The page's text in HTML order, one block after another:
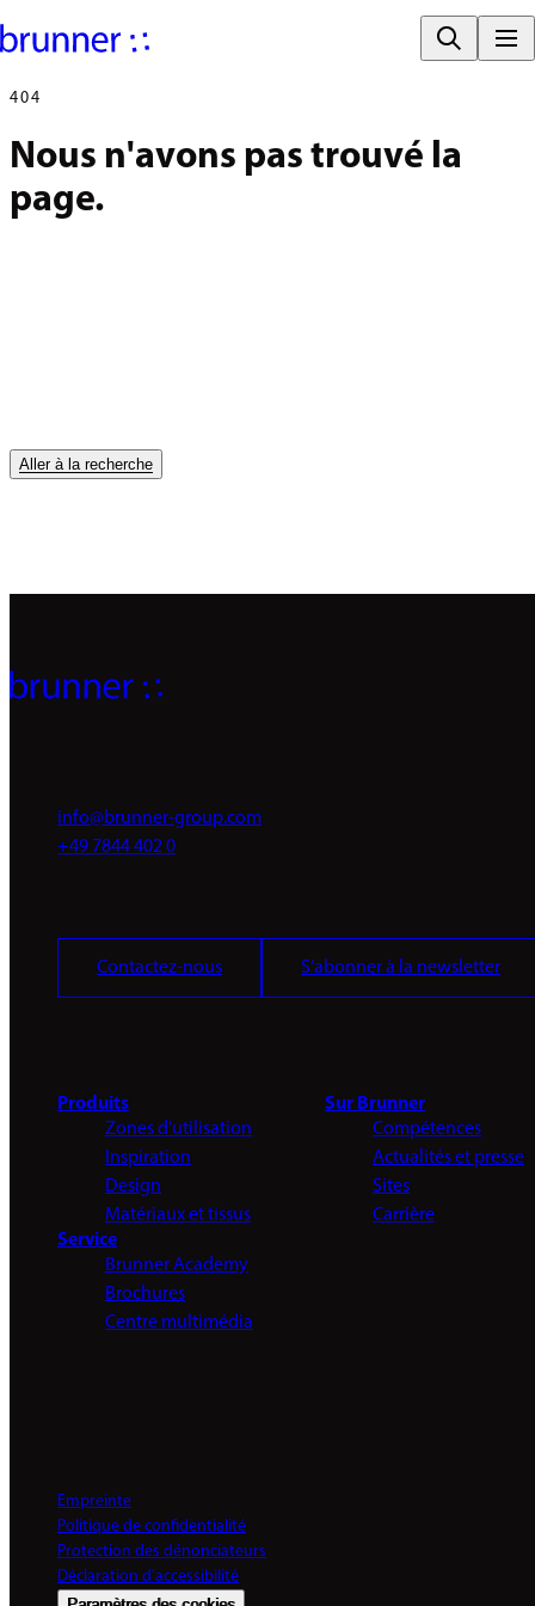
404
Nous n'avons pas trouvé la
page.
Aller à la recherche
info@brunner-group.com
+49 7844 402 0
Contactez-nous S’abonner à la newsletter
Produits
Zones d'utilisation
Inspiration
Design
Matériaux et tissus
Sur Brunner
Compétences
Actualités et presse
Sites
Carrière
Service
Brunner Academy
Brochures
Centre multimédia
Empreinte
Politique de confidentialité
Protection des dénonciateurs
Déclaration d'accessibilité